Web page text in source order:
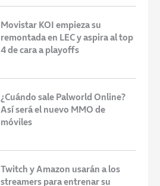
Movistar KOI empieza su
remontada en LEC y aspira al top
4 de cara a playoffs
¿Cuándo sale Palworld Online?
Así será el nuevo MMO de
móviles
Twitch y Amazon usarán a los
streamers para entrenar su